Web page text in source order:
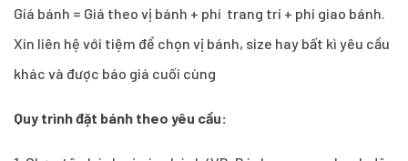
Giá bánh = Giá theo vị bánh + phí trang trí + phí giao bánh.
Xin liên hệ với tiệm để chọn vị bánh, size hay bất kì yêu cầu
khác và được báo giá cuối cùng
Quy trình đặt bánh theo yêu cầu: